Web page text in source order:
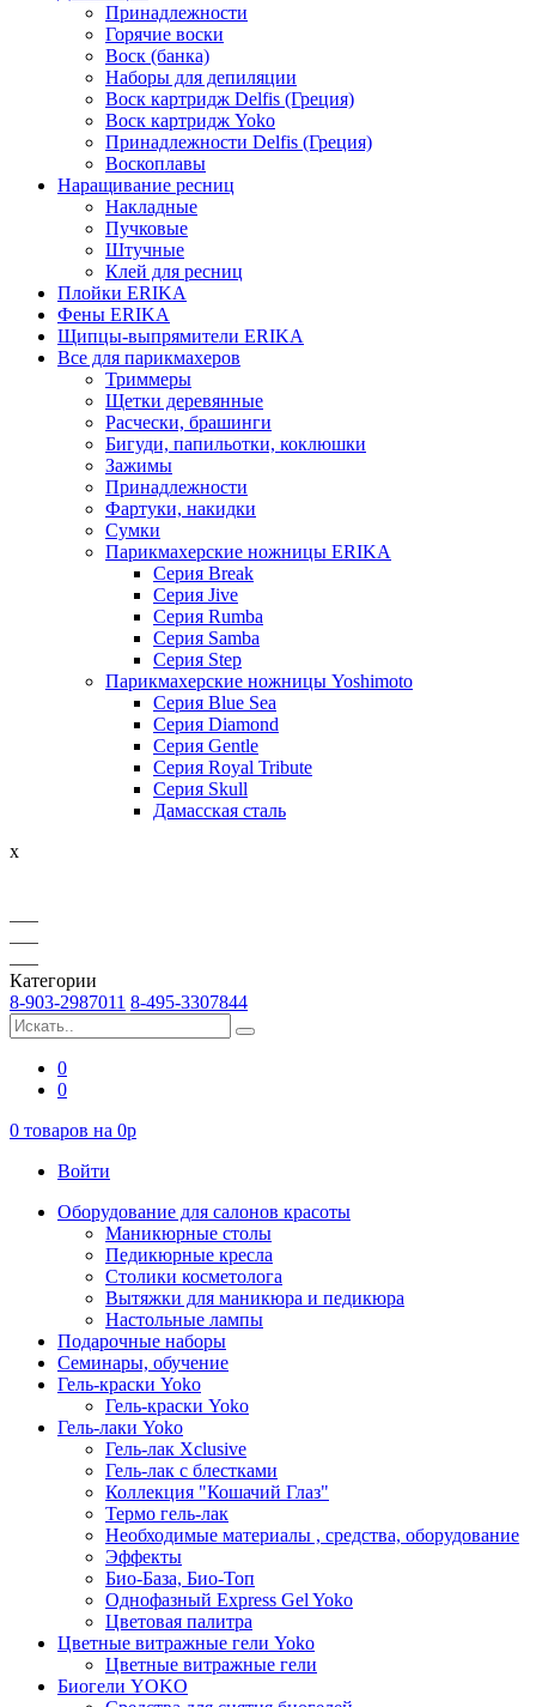
Принадлежности
Горячие воски
Воск (банка)
Наборы для депиляции
Воск картридж Delfis (Греция)
Воск картридж Yoko
Принадлежности Delfis (Греция)
Воскоплавы
Наращивание ресниц
Накладные
Пучковые
Штучные
Клей для ресниц
Плойки ERIKA
Фены ERIKA
Щипцы-выпрямители ERIKA
Все для парикмахеров
Триммеры
Щетки деревянные
Расчески, брашинги
Бигуди, папильотки, коклюшки
Зажимы
Принадлежности
Фартуки, накидки
Сумки
Парикмахерские ножницы ERIKA
Серия Break
Серия Jive
Серия Rumba
Серия Samba
Серия Step
Парикмахерские ножницы Yoshimoto
Серия Blue Sea
Серия Diamond
Серия Gentle
Серия Royal Tribute
Серия Skull
Дамасская сталь
x
Категории
8-903-2987011 8-495-3307844
0
0
0 товаров на 0p
Войти
Оборудование для салонов красоты
Маникюрные столы
Педикюрные кресла
Столики косметолога
Вытяжки для маникюра и педикюра
Настольные лампы
Подарочные наборы
Семинары, обучение
Гель-краски Yoko
Гель-краски Yoko
Гель-лаки Yoko
Гель-лак Xclusive
Гель-лак с блестками
Коллекция "Кошачий Глаз"
Термо гель-лак
Необходимые материалы , средства, оборудование
Эффекты
Био-База, Био-Топ
Однофазный Express Gel Yoko
Цветовая палитра
Цветные витражные гели Yoko
Цветные витражные гели
Биогели YOKO